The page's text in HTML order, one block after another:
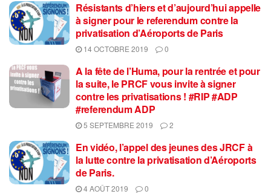
Résistants d’hiers et d’aujourd’hui appelle
à signer pour le referendum contre la
privatisation d’Aéroports de Paris
14 OCTOBRE 2019 0
A la fête de l’Huma, pour la rentrée et pour
la suite, le PRCF vous invite à signer
contre les privatisations ! #RIP #ADP
#referendum ADP
5 SEPTEMBRE 2019 2
En vidéo, l’appel des jeunes des JRCF à
la lutte contre la privatisation d’Aéroports
de Paris.
4 AOÛT 2019 0